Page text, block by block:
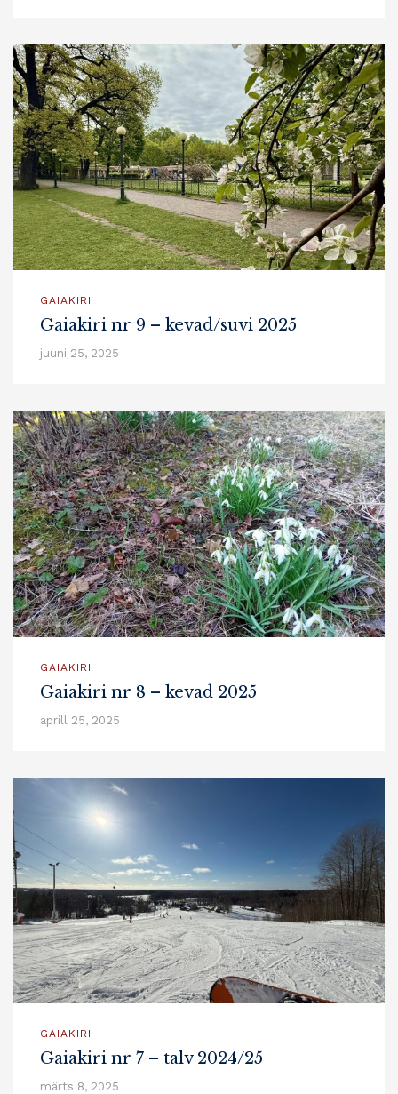
GAIAKIRI
Gaiakiri nr 9 – kevad/suvi 2025
juuni 25, 2025
GAIAKIRI
Gaiakiri nr 8 – kevad 2025
aprill 25, 2025
GAIAKIRI
Gaiakiri nr 7 – talv 2024/25
märts 8, 2025